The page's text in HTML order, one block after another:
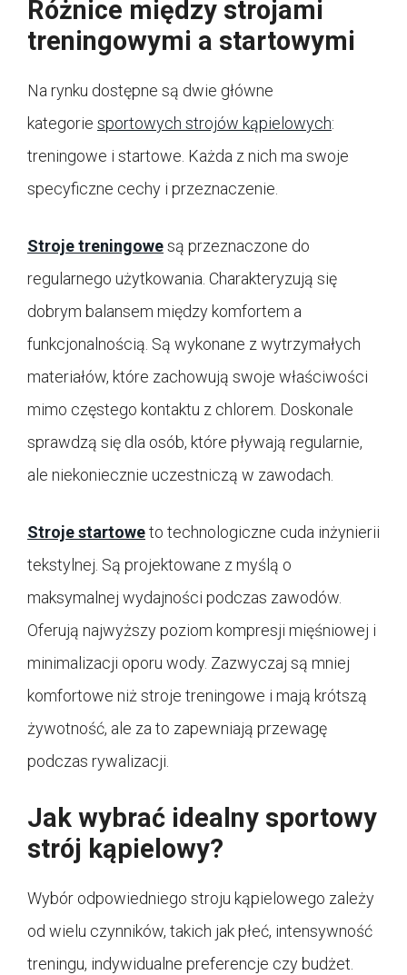
Różnice między strojami
treningowymi a startowymi
Na rynku dostępne są dwie główne
kategorie sportowych strojów kąpielowych:
treningowe i startowe. Każda z nich ma swoje
specyficzne cechy i przeznaczenie.
Stroje treningowesą przeznaczone do
regularnego użytkowania. Charakteryzują się
dobrym balansem między komfortem a
funkcjonalnością. Są wykonane z wytrzymałych
materiałów, które zachowują swoje właściwości
mimo częstego kontaktu z chlorem. Doskonale
sprawdzą się dla osób, które pływają regularnie,
ale niekoniecznie uczestniczą w zawodach.
Stroje startoweto technologiczne cuda inżynierii
tekstylnej. Są projektowane z myślą o
maksymalnej wydajności podczas zawodów.
Oferują najwyższy poziom kompresji mięśniowej i
minimalizacji oporu wody. Zazwyczaj są mniej
komfortowe niż stroje treningowe i mają krótszą
żywotność, ale za to zapewniają przewagę
podczas rywalizacji.
Jak wybrać idealny sportowy
strój kąpielowy?
Wybór odpowiedniego stroju kąpielowego zależy
od wielu czynników, takich jak płeć, intensywność
treningu, indywidualne preferencje czy budżet.